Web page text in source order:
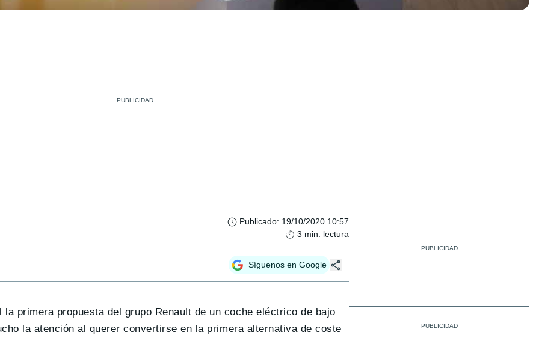
Publicado: 19/10/2020 10:57
3 min. lectura
Síguenos en Google
primera propuesta del grupo Renault de un coche eléctrico de bajo
la atención al querer convertirse en la primera alternativa de coste